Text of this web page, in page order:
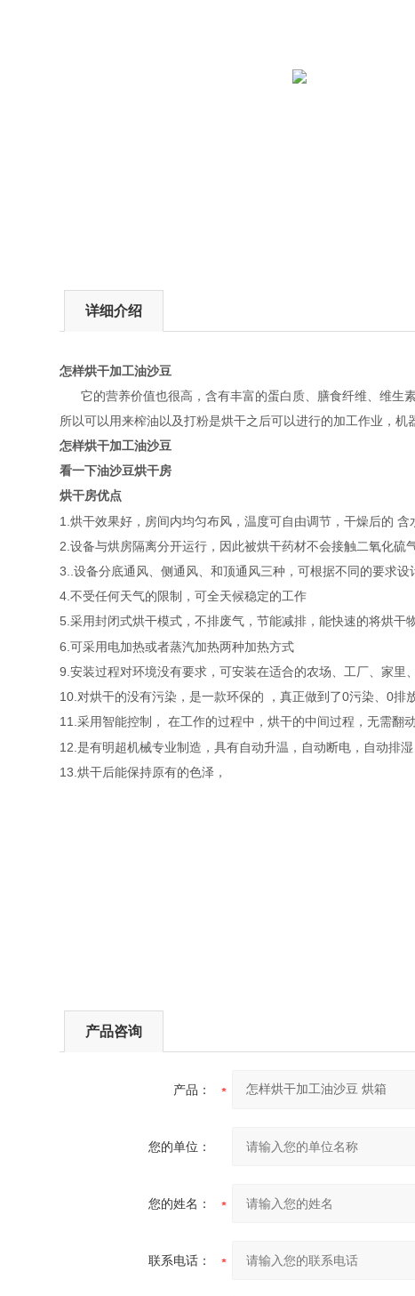
详细介绍
怎样烘干加工油沙豆
它的营养价值也很高，含有丰富的蛋白质、膳食纤维、维生
所以可以用来榨油以及打粉是烘干之后可以进行的加工作业，
怎样烘干加工油沙豆
看一下油沙豆烘干房
烘干房优点
1.烘干效果好，房间内均匀布风，温度可自由调节，干燥后的 含
2.设备与烘房隔离分开运行，因此被烘干药材不会接触二氧化硫
3..设备分底通风、侧通风、和顶通风三种，可根据不同的要求
4.不受任何天气的限制，可全天候稳定的工作
5.采用封闭式烘干模式，不排废气，节能减排，能快速的将烘干
6.可采用电加热或者蒸汽加热两种加热方式
9.安装过程对环境没有要求，可安装在适合的农场、工厂、家里
10.对烘干的没有污染，是一款环保的 ，真正做到了0污染、0排
11.采用智能控制， 在工作的过程中，烘干的中间过程，无需
12.是有明超机械专业制造，具有自动升温，自动断电，自动排湿
13.烘干后能保持原有的色泽，
产品咨询
产品：
您的单位：
您的姓名：
联系电话：